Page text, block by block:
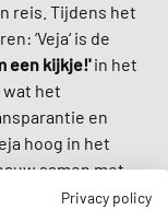
reis. Tijdens het
‘Veja‘ is de
een kijkje!'in het
wat het
en
hoog in het
samen met
Privacy policy